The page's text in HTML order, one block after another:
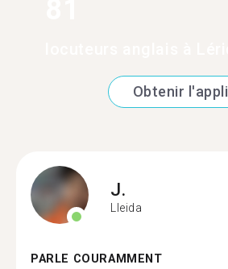
Obtenir l'appli
J.
Lleida
PARLE COURAMMENT